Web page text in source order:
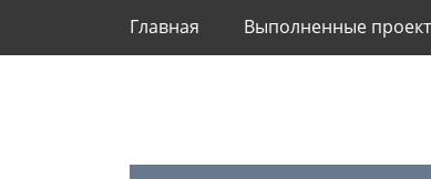
Главная Выполненные